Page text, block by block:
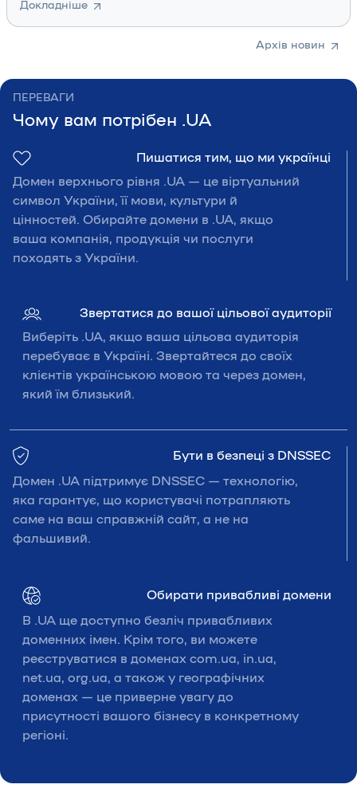
Докладніше
Архів новин
ПЕРЕВАГИ
Чому вам потрібен .UA
Пишатися тим, що ми українці
Домен верхнього рівня .UA — це віртуальний
символ України, її мови, культури й
цінностей. Обирайте домени в .UA, якщо
ваша компанія, продукція чи послуги
походять з України.
Звертатися до вашої цільової аудиторії
Виберіть .UA, якщо ваша цільова аудиторія
перебуває в Україні. Звертайтеся до своїх
клієнтів українською мовою та через домен,
який їм близький.
Бути в безпеці з DNSSEC
Домен .UA підтримує DNSSEC — технологію,
яка гарантує, що користувачі потрапляють
саме на ваш справжній сайт, а не на
фальшивий.
Обирати привабливі домени
В .UA ще доступно безліч привабливих
доменних імен. Крім того, ви можете
реєструватися в доменах com.ua, in.ua,
net.ua, org.ua, а також у географічних
доменах — це приверне увагу до
присутності вашого бізнесу в конкретному
регіоні.